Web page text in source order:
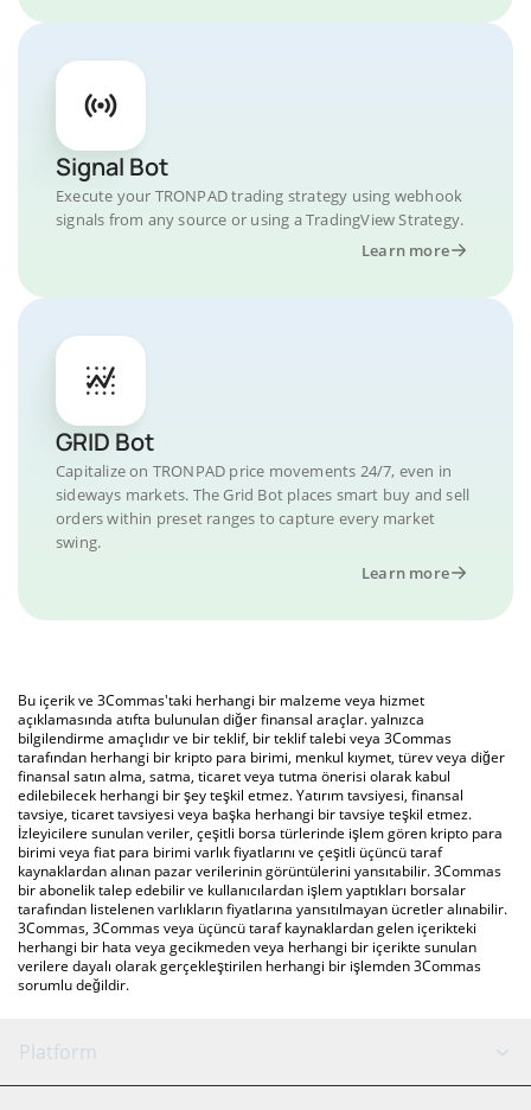
Signal Bot
Execute your TRONPAD trading strategy using webhook
signals from any source or using a TradingView Strategy.
Learn more
GRID Bot
Capitalize on TRONPAD price movements 24/7, even in
sideways markets. The Grid Bot places smart buy and sell
orders within preset ranges to capture every market
swing.
Learn more
Bu içerik ve 3Commas'taki herhangi bir malzeme veya hizmet
açıklamasında atıfta bulunulan diğer finansal araçlar. yalnızca
bilgilendirme amaçlıdır ve bir teklif, bir teklif talebi veya 3Commas
tarafından herhangi bir kripto para birimi, menkul kıymet, türev veya diğer
finansal satın alma, satma, ticaret veya tutma önerisi olarak kabul
edilebilecek herhangi bir şey teşkil etmez. Yatırım tavsiyesi, finansal
tavsiye, ticaret tavsiyesi veya başka herhangi bir tavsiye teşkil etmez.
İzleyicilere sunulan veriler, çeşitli borsa türlerinde işlem gören kripto para
birimi veya fiat para birimi varlık fiyatlarını ve çeşitli üçüncü taraf
kaynaklardan alınan pazar verilerinin görüntülerini yansıtabilir. 3Commas
bir abonelik talep edebilir ve kullanıcılardan işlem yaptıkları borsalar
tarafından listelenen varlıkların fiyatlarına yansıtılmayan ücretler alınabilir.
3Commas, 3Commas veya üçüncü taraf kaynaklardan gelen içerikteki
herhangi bir hata veya gecikmeden veya herhangi bir içerikte sunulan
verilere dayalı olarak gerçekleştirilen herhangi bir işlemden 3Commas
sorumlu değildir.
Platform